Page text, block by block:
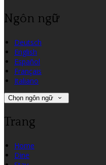
Ngôn ngữ
Deutsch
English
Español
Français
Italiano
Chọn ngôn ngữ
Trang
Home
Dine